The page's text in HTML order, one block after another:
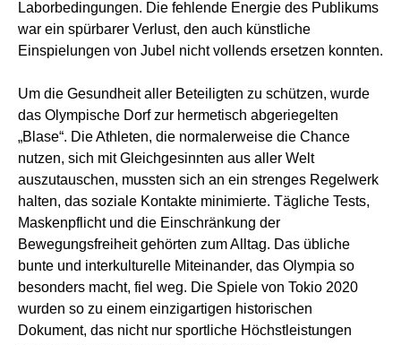
Laborbedingungen. Die fehlende Energie des Publikums
war ein spürbarer Verlust, den auch künstliche
Einspielungen von Jubel nicht vollends ersetzen konnten.
Um die Gesundheit aller Beteiligten zu schützen, wurde
das Olympische Dorf zur hermetisch abgeriegelten
„Blase“. Die Athleten, die normalerweise die Chance
nutzen, sich mit Gleichgesinnten aus aller Welt
auszutauschen, mussten sich an ein strenges Regelwerk
halten, das soziale Kontakte minimierte. Tägliche Tests,
Maskenpflicht und die Einschränkung der
Bewegungsfreiheit gehörten zum Alltag. Das übliche
bunte und interkulturelle Miteinander, das Olympia so
besonders macht, fiel weg. Die Spiele von Tokio 2020
wurden so zu einem einzigartigen historischen
Dokument, das nicht nur sportliche Höchstleistungen